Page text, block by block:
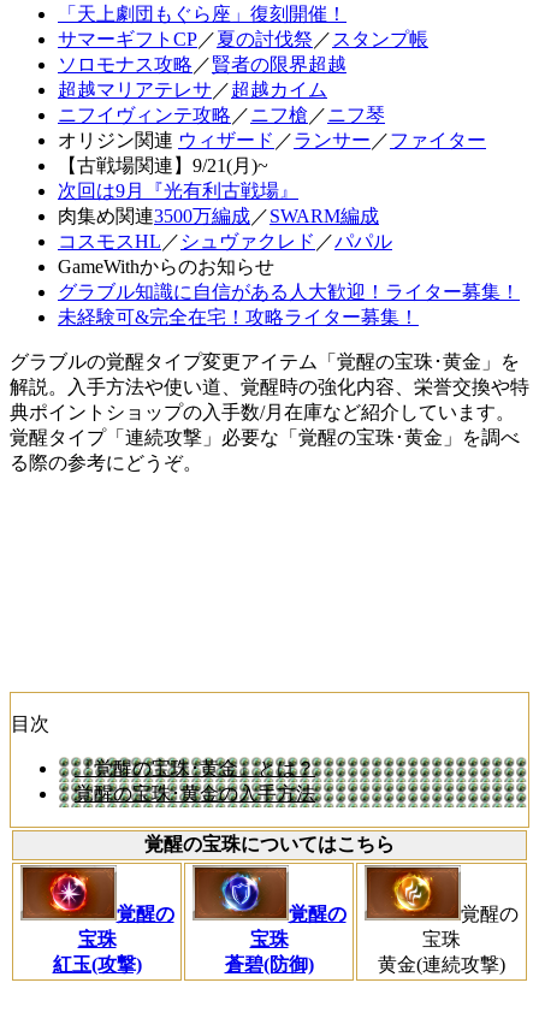
「天上劇団もぐら座」復刻開催！
サマーギフトCP／夏の討伐祭 ／ スタンプ帳
ソロモナス攻略 ／賢者の限界超越
超越マリアテレサ ／超越カイム
ニフイヴィンテ攻略 ／ニフ槍 ／ニフ琴
オリジン関連 ウィザード ／ランサー ／ファイター
【古戦場関連】9/21(月)~
次回は9月『光有利古戦場』
肉集め関連3500万編成／SWARM編成
コスモスHL ／ シュヴァクレド ／パパル
GameWithからのお知らせ
グラブル知識に自信がある人大歓迎！ライター募集！
未経験可&完全在宅！攻略ライター募集！
グラブルの覚醒タイプ変更アイテム「覚醒の宝珠･黄金」を
解説。入手方法や使い道、覚醒時の強化内容、栄誉交換や特
典ポイントショップの入手数/月在庫など紹介しています。
覚醒タイプ「連続攻撃」必要な「覚醒の宝珠･黄金」を調べ
る際の参考にどうぞ。
目次
『覚醒の宝珠･黄金』とは？
覚醒の宝珠･黄金の入手方法
覚醒の宝珠についてはこちら
覚醒の
宝珠
紅玉(攻撃)
覚醒の
宝珠
蒼碧(防御)
覚醒の
宝珠
黄金(連続攻撃)